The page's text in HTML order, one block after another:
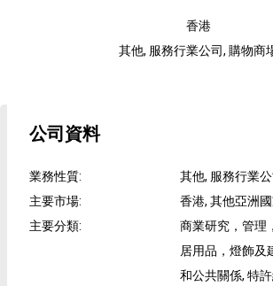
香港
其他, 服務行業公司, 購物商
公司資料
業務性質:
其他, 服務行業
主要市場:
香港, 其他亞洲
主要分類:
商業研究，管理
居用品，燈飾及
和公共關係, 特